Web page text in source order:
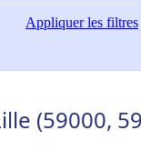
Appliquerles filtres
(59000,